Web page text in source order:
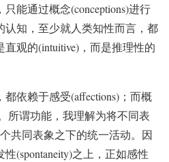
能通过概念(conceptions)进行
认知，至少就人类知性而言，都
观的(intuitive)，而是推理性的
依赖于感受(affections)；而概
所谓功能，我理解为将不同表
个共同表象之下的统一活动。因
(spontaneity)之上，正如感性